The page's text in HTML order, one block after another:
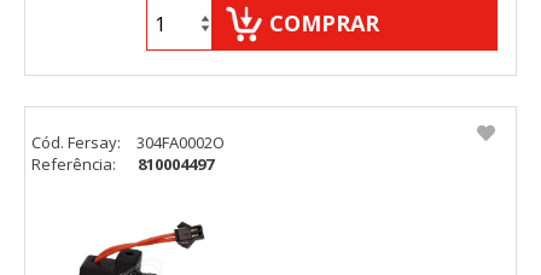
COMPRAR
Cód. Fersay:
304FA0002O
Referência:
810004497